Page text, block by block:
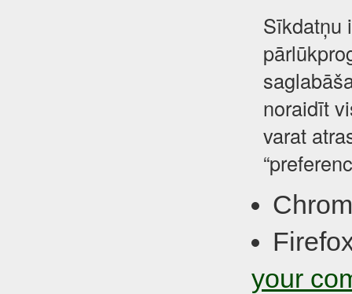
Sīkdatņu
noraidīt
varat
your